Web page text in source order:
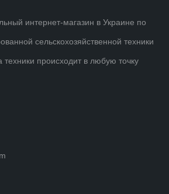
интернет-магазин в Украине по
сельскохозяйственной техники
техники происходит в любую точку